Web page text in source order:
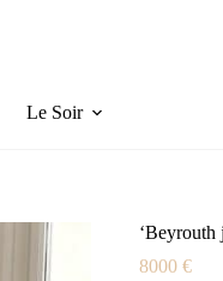
Le Soir
‘Beyrouth
8000 €